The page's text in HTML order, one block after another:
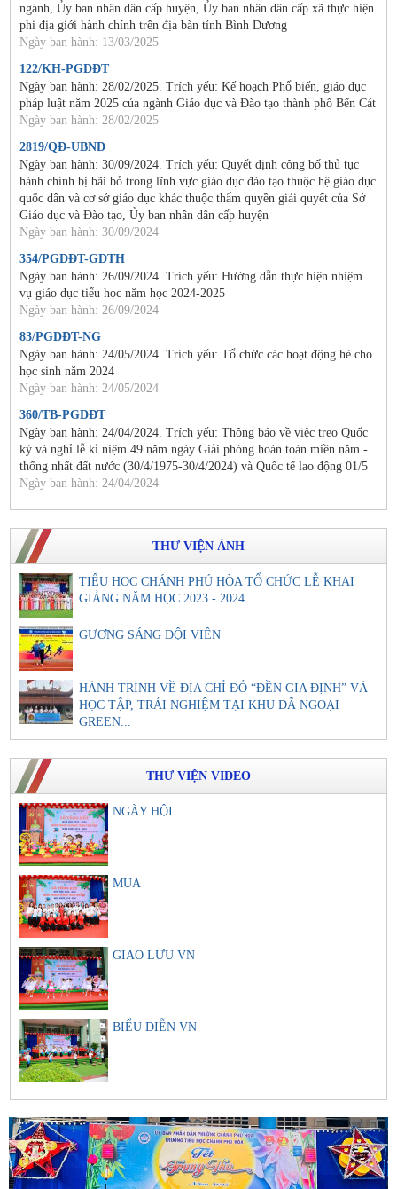
ngành, Ủy ban nhân dân cấp huyện, Ủy ban nhân dân cấp xã thực hiện
phi địa giới hành chính trên địa bàn tỉnh Bình Dương
Ngày ban hành: 13/03/2025
122/KH-PGDĐT
Ngày ban hành: 28/02/2025. Trích yếu: Kế hoạch Phổ biến, giáo dục
pháp luật năm 2025 của ngành Giáo dục và Đào tạo thành phố Bến Cát
Ngày ban hành: 28/02/2025
2819/QĐ-UBND
Ngày ban hành: 30/09/2024. Trích yếu: Quyết định công bố thủ tục
hành chính bị bãi bỏ trong lĩnh vực giáo dục đào tạo thuộc hệ giáo dục
quốc dân và cơ sở giáo dục khác thuộc thẩm quyền giải quyết của Sở
Giáo dục và Đào tạo, Ủy ban nhân dân cấp huyện
Ngày ban hành: 30/09/2024
354/PGDĐT-GDTH
Ngày ban hành: 26/09/2024. Trích yếu: Hướng dẫn thực hiện nhiệm
vụ giáo dục tiểu học năm học 2024-2025
Ngày ban hành: 26/09/2024
83/PGDĐT-NG
Ngày ban hành: 24/05/2024. Trích yếu: Tổ chức các hoạt động hè cho
học sinh năm 2024
Ngày ban hành: 24/05/2024
360/TB-PGDĐT
Ngày ban hành: 24/04/2024. Trích yếu: Thông báo về việc treo Quốc
kỳ và nghỉ lễ kỉ niệm 49 năm ngày Giải phóng hoàn toàn miền năm -
thống nhất đất nước (30/4/1975-30/4/2024) và Quốc tế lao động 01/5
Ngày ban hành: 24/04/2024
THƯ VIỆN ẢNH
TIỂU HỌC CHÁNH PHÚ HÒA TỔ CHỨC LỄ KHAI
GIẢNG NĂM HỌC 2023 - 2024
GƯƠNG SÁNG ĐỘI VIÊN
HÀNH TRÌNH VỀ ĐỊA CHỈ ĐỎ “ĐỀN GIA ĐỊNH” VÀ
HỌC TẬP, TRẢI NGHIỆM TẠI KHU DÃ NGOẠI
GREEN...
THƯ VIỆN VIDEO
NGÀY HỘI
MUA
GIAO LƯU VN
BIỂU DIỄN VN